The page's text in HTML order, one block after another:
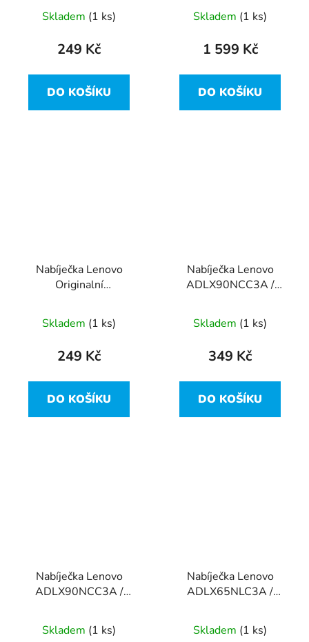
DC –originál
Skladem (1 ks)
249 Kč
DO KOŠÍKU
2666MHz SO-DIMM
Skladem (1 ks)
1 599 Kč
DO KOŠÍKU
Nabíječka Lenovo
Originalní
45W - hranatý konektor
Skladem (1 ks)
249 Kč
DO KOŠÍKU
Nabíječka Lenovo
ADLX90NCC3A /
hranatý konektor
Skladem (1 ks)
349 Kč
DO KOŠÍKU
Nabíječka Lenovo
ADLX90NCC3A /
hranatý konektor
Skladem (1 ks)
Nabíječka Lenovo
ADLX65NLC3A /
hranatý konektor
Skladem (1 ks)